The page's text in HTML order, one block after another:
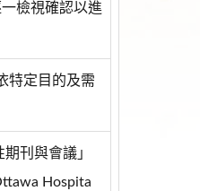
檢視確認以進
特定目的及需
刊與會議」
Hospita